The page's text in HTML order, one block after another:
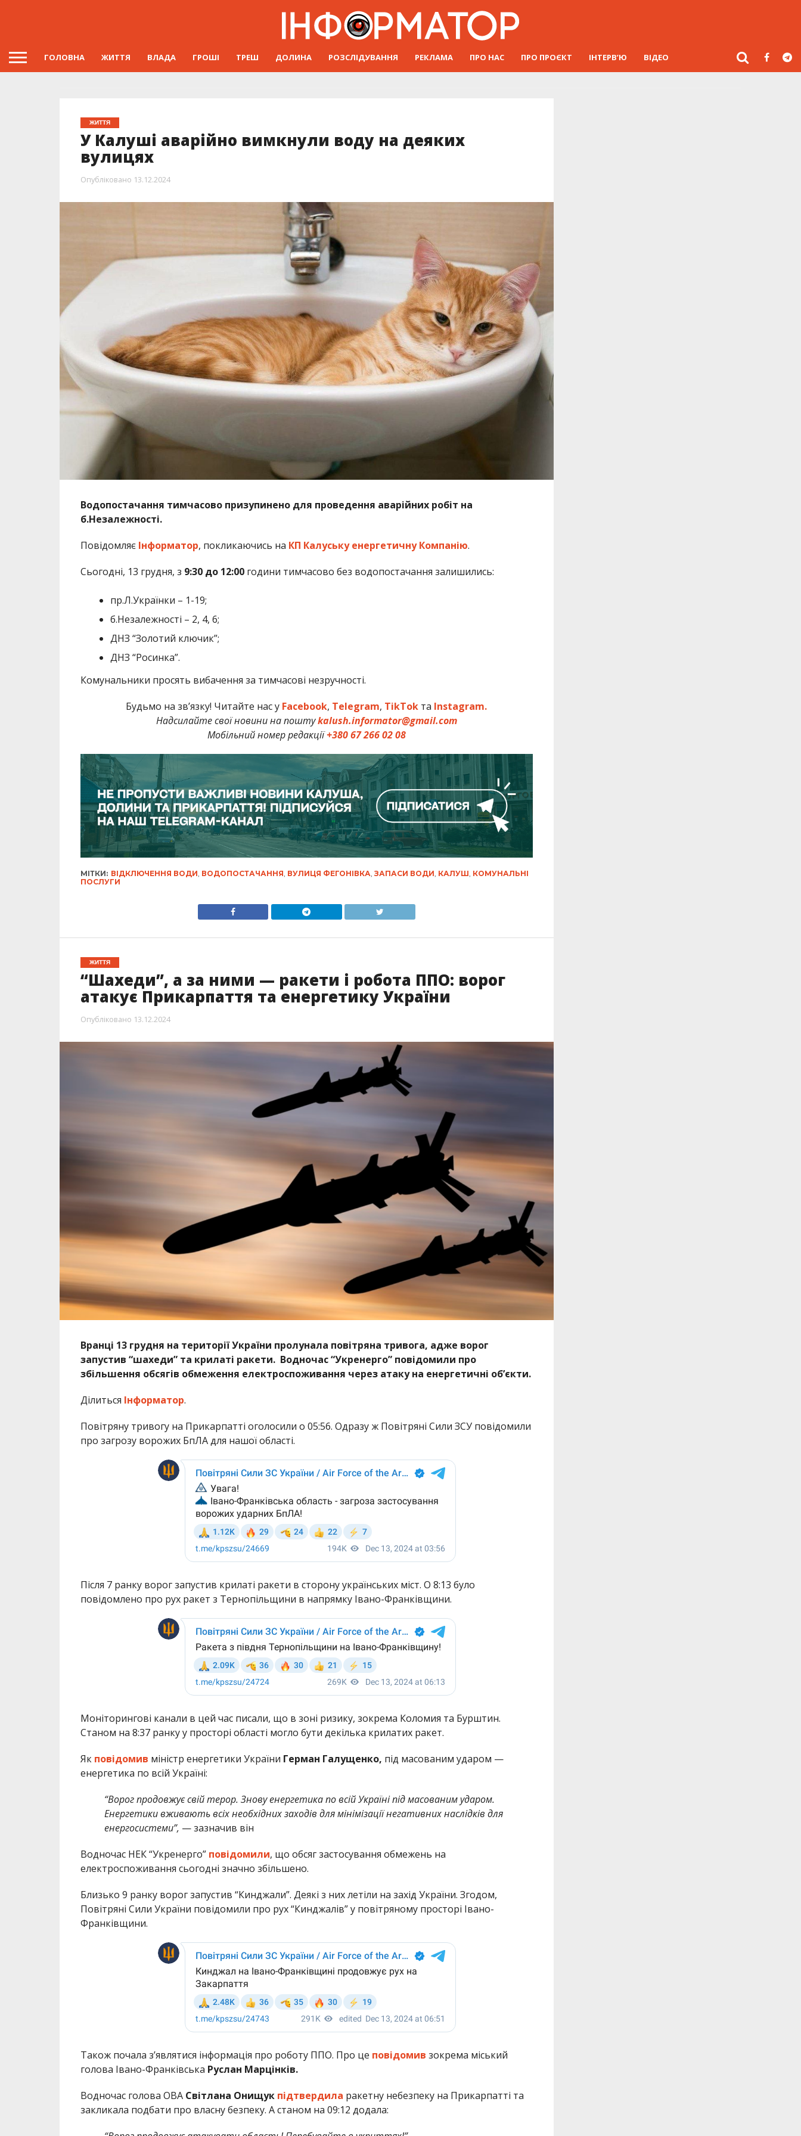
ГОЛОВНА ЖИТТЯ ВЛАДА ГРОШІ ТРЕШ ДОЛИНА РОЗСЛІДУВАННЯ РЕКЛАМА ПРО НАС ПРО ПРОЄКТ ІНТЕРВ’Ю ВІДЕО
ЖИТТЯ
У Калуші аварійно вимкнули воду на деяких
вулицях
Опубліковано 13.12.2024
Водопостачання тимчасово призупинено для проведення аварійних робіт на
б.Незалежності.
Повідомляє Інформатор, покликаючись на КП Калуську енергетичну Компанію.
Сьогодні, 13 грудня, з 9:30 до 12:00години тимчасово без водопостачання залишились:
пр.Л.Українки – 1-19;
б.Незалежності – 2, 4, 6;
ДНЗ “Золотий ключик”;
ДНЗ “Росинка”.
Комунальники просять вибачення за тимчасові незручності.
Будьмо на зв’язку! Читайте нас у Facebook, Telegram, TikTok та Instagram.
Надсилайте свої новини на поштуkalush.informator@gmail.com
Мобільний номер редакції+380 67 266 02 08
МІТКИ: ВІДКЛЮЧЕННЯ ВОДИ, ВОДОПОСТАЧАННЯ, ВУЛИЦЯ ФЕГОНІВКА, ЗАПАСИ ВОДИ, КАЛУШ, КОМУНАЛЬНІ
ПОСЛУГИ
ЖИТТЯ
“Шахеди”, а за ними — ракети і робота ППО: ворог
атакує Прикарпаття та енергетику України
Опубліковано 13.12.2024
Вранці 13 грудня на території України пролунала повітряна тривога, адже ворог
запустив “шахеди” та крилаті ракети. Водночас “Укренерго” повідомили про
збільшення обсягів обмеження електроспоживання через атаку на енергетичні об’єкти.
Ділиться Інформатор.
Повітряну тривогу на Прикарпатті оголосили о 05:56. Одразу ж Повітряні Сили ЗСУ повідомили
про загрозу ворожих БпЛА для нашої області.
Після 7 ранку ворог запустив крилаті ракети в сторону українських міст. О 8:13 було
повідомлено про рух ракет з Тернопільщини в напрямку Івано-Франківщини.
Моніторингові канали в цей час писали, що в зоні ризику, зокрема Коломия та Бурштин.
Станом на 8:37 ранку у просторі області могло бути декілька крилатих ракет.
Як повідомив міністр енергетики України Герман Галущенко, під масованим ударом —
енергетика по всій Україні:
“Ворог продовжує свій терор. Знову енергетика по всій Україні під масованим ударом.
Енергетики вживають всіх необхідних заходів для мінімізації негативних наслідків для
енергосистеми”, — зазначив він
Водночас НЕК “Укренерго” повідомили, що обсяг застосування обмежень на
електроспоживання сьогодні значно збільшено.
Близько 9 ранку ворог запустив “Кинджали”. Деякі з них летіли на захід України. Згодом,
Повітряні Сили України повідомили про рух “Кинджалів” у повітряному просторі Івано-
Франківщини.
Також почала з’являтися інформація про роботу ППО. Про це повідомив зокрема міський
голова Івано-Франківська Руслан Марцінків.
Водночас голова ОВА Світлана Онищук підтвердила ракетну небезпеку на Прикарпатті та
закликала подбати про власну безпеку. А станом на 09:12 додала: